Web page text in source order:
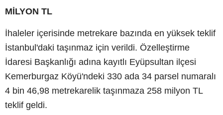
MİLYON TL
İhaleler içerisinde metrekare bazında en yüksek teklif
İstanbul'daki taşınmaz için verildi. Özelleştirme
İdaresi Başkanlığı adına kayıtlı Eyüpsultan ilçesi
Kemerburgaz Köyü'ndeki 330 ada 34 parsel numaralı
4 bin 46,98 metrekarelik taşınmaza 258 milyon TL
teklif geldi.